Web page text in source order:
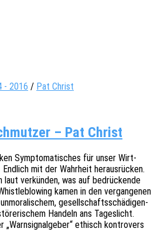
- 2016 / Pat Christ
– Pat Christ
Sympto­ma­ti­sches für unser Wirt­
mit der Wahr­heit heraus­rü­cken.
laut verkün­den, was auf bedrü­cken­de
kamen in den vergan­ge­nen
gesell­schafts­schä­di­gen­
Handeln ans Tages­licht.
„Warn­si­gnal­ge­ber“ ethisch kontro­vers